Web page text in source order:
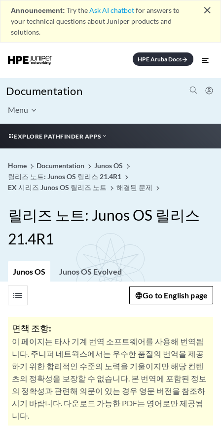
Announcement: Try theAsk AI chatbotfor answers to
your technical questions about Juniper products and
solutions.
close
HPE Aruba Docsarrow_forward
Documentation
Menu
EXPLORE PATHFINDER APPS
Home Documentation
Junos OS
릴리즈 노트: Junos OS 릴리스 21.4R1
EX 시리즈 Junos OS 릴리즈 노트
해결된 문제
릴리즈 노트: Junos OS 릴리스
21.4R1
Junos OS Junos OS Evolved
list Go to English page
면책 조항:
이 페이지는 타사 기계 번역 소프트웨어를 사용해 번역됩
니다. 주니퍼 네트웍스에서는 우수한 품질의 번역을 제공
하기 위한 합리적인 수준의 노력을 기울이지만 해당 컨텐
츠의 정확성을 보장할 수 없습니다. 본 번역에 포함된 정보
의 정확성과 관련해 의문이 있는 경우 영문 버전을 참조하
시기 바랍니다. 다운로드 가능한 PDF는 영어로만 제공됩
니다.